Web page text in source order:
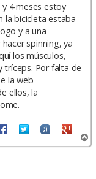
4 meses estoy
la bicicleta estaba
y a una
spinning, ya
los músculos,
tríceps. Por falta de
la web
ellos, la
r